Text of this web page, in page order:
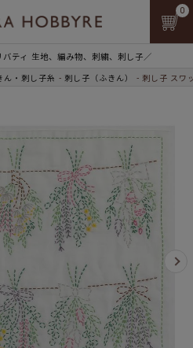
バティ 生地、編み物、刺繍、刺し子／
0
ん・刺し子糸 刺し子（ふきん） 刺し子 スワ